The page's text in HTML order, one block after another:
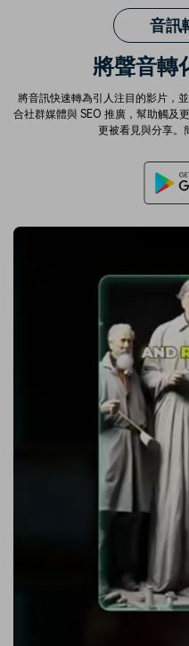
音訊
將聲音轉
將音訊快速轉為引人注目的影片，
合社群媒體與 SEO 推廣，幫助觸及
更被看見與分享。